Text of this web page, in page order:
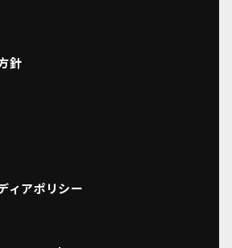
針
ィアポリシー